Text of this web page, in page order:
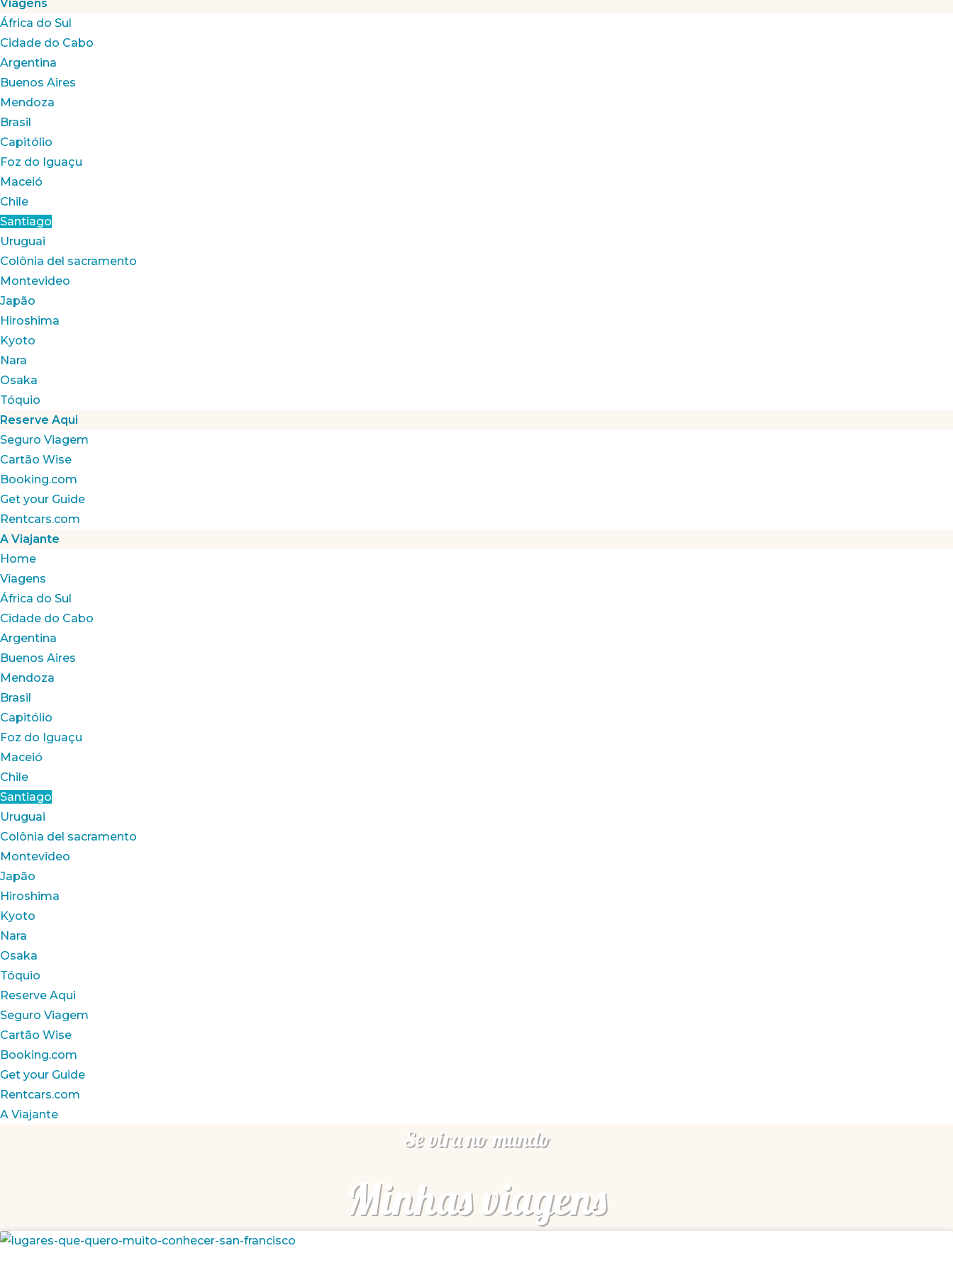
Viagens
África do Sul
Cidade do Cabo
Argentina
Buenos Aires
Mendoza
Brasil
Capitólio
Foz do Iguaçu
Maceió
Chile
Santiago
Uruguai
Colônia del sacramento
Montevideo
Japão
Hiroshima
Kyoto
Nara
Osaka
Tóquio
Reserve Aqui
Seguro Viagem
Cartão Wise
Booking.com
Get your Guide
Rentcars.com
A Viajante
Home
Viagens
África do Sul
Cidade do Cabo
Argentina
Buenos Aires
Mendoza
Brasil
Capitólio
Foz do Iguaçu
Maceió
Chile
Santiago
Uruguai
Colônia del sacramento
Montevideo
Japão
Hiroshima
Kyoto
Nara
Osaka
Tóquio
Reserve Aqui
Seguro Viagem
Cartão Wise
Booking.com
Get your Guide
Rentcars.com
A Viajante
Se vira no mundo
Minhas viagens